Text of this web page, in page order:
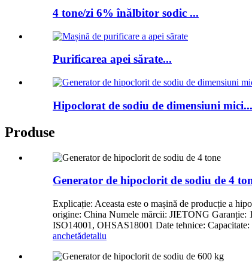
4 tone/zi 6% înălbitor sodic ...
Purificarea apei sărate...
Hipoclorat de sodiu de dimensiuni mici...
Produse
Generator de hipoclorit de sodiu de 4
Explicație: Aceasta este o mașină de producție a
origine: China Numele mărcii: JIETONG Garanție:
ISO14001, OHSAS18001 Date tehnice:
anchetădetaliu